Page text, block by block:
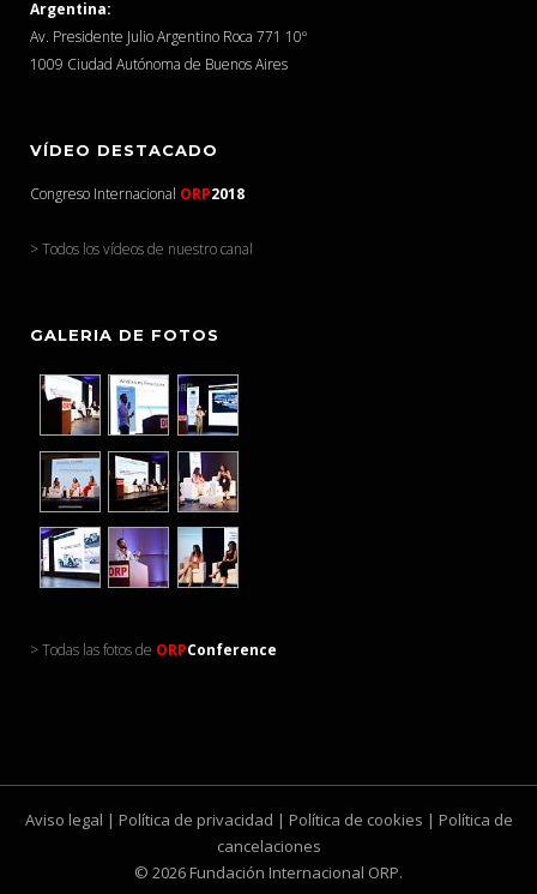
Argentina:
Av. Presidente Julio Argentino Roca 771 10º
1009 Ciudad Autónoma de Buenos Aires
VÍDEO DESTACADO
Congreso Internacional ORP2018
> Todos los vídeos de nuestro canal
GALERIA DE FOTOS
> Todas las fotos de ORPConference
Aviso legal | Política de privacidad | Política de cookies | Política de
cancelaciones
© 2026 Fundación Internacional ORP.